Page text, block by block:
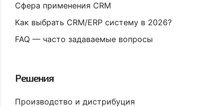
Сфера применения CRM
Как выбрать CRM/ERP систему в 2026?
FAQ — часто задаваемые вопросы
Решения
Производство и дистрибуция